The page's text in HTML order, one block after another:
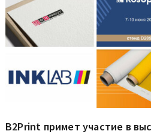
B2Print примет участие в